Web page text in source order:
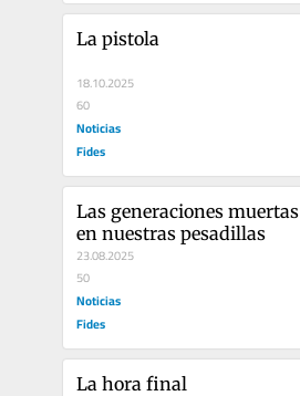
La pistola
18.10.2025
60
Noticias
Fides
Las generaciones muertas
en nuestras pesadillas
23.08.2025
50
Noticias
Fides
La hora final